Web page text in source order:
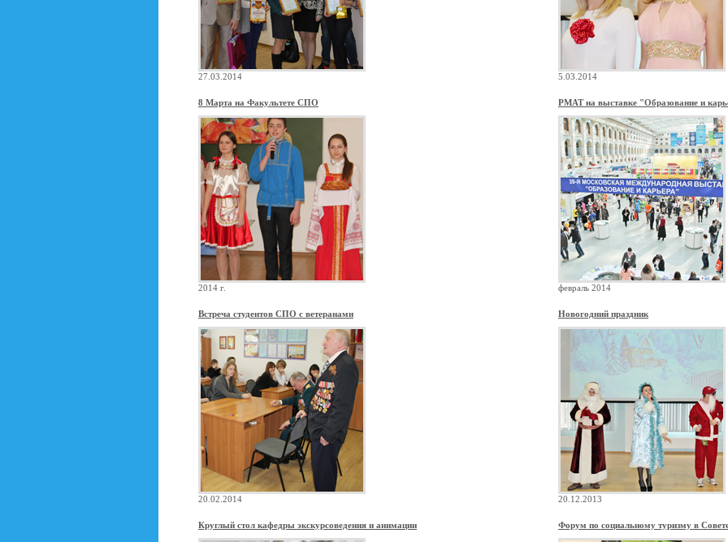
27.03.2014 5.03.2014
8 Марта на Факультете СПО
2014 г.
РМАТ на выставке "Образование и
февраль 2014
Встреча студентов СПО с ветеранами
20.02.2014
Новогодний праздник
20.12.2013
Круглый стол кафедры экскурсоведения и анимации Форум по социальному туризму в